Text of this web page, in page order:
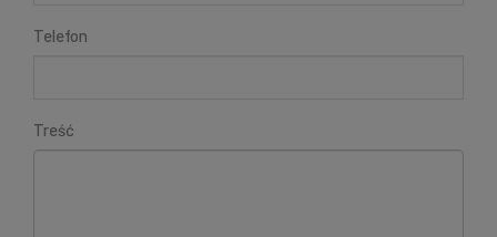
Telefon
Treść